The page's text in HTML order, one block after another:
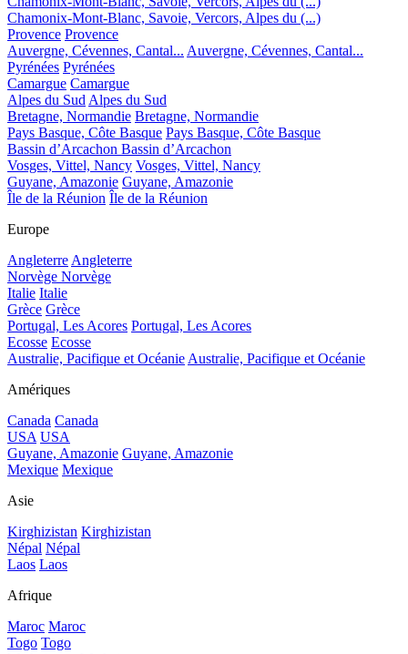
Chamonix-Mont-Blanc, Savoie, Vercors, Alpes du (...)
Provence Provence
Auvergne, Cévennes, Cantal... Auvergne, Cévennes, Cantal...
Pyrénées Pyrénées
Camargue Camargue
Alpes du SudAlpes du Sud
Bretagne, Normandie Bretagne, Normandie
Pays Basque, Côte Basque Pays Basque, Côte Basque
Bassin d’Arcachon Bassin d’Arcachon
Vosges, Vittel, Nancy Vosges, Vittel, Nancy
Guyane, Amazonie Guyane, Amazonie
Île de la Réunion Île de la Réunion
Europe
AngleterreAngleterre
Norvège Norvège
Italie Italie
Grèce Grèce
Portugal, Les Acores Portugal, Les Acores
Ecosse Ecosse
Australie, Pacifique et OcéanieAustralie, Pacifique et Océanie
Amériques
Canada Canada
USA USA
Guyane, Amazonie Guyane, Amazonie
Mexique Mexique
Asie
Kirghizistan Kirghizistan
Népal Népal
Laos Laos
Afrique
Maroc Maroc
Togo Togo